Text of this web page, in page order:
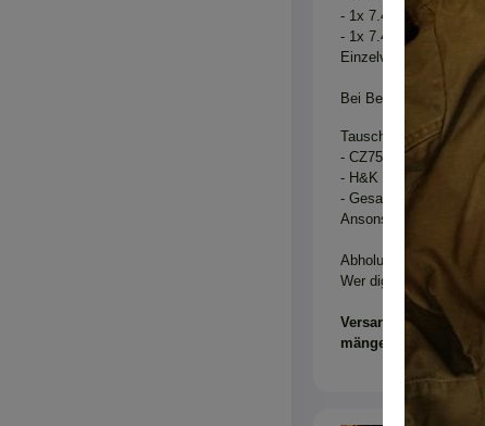
- 1x 7.4V 900mAh T-
- 1x 7.4V 1400mAh T-
Einzelverkauf ist
Bei Bedarf leg ich
Tauschangebote
- CZ75 SP01 Zubehör
- H&K G3 Anbauteile
- Gesalzene Pistazien
Ansonsten gern auch
Abholung in
Wer digital zahlen,
Versandkosten trägt
mängelhaftung,